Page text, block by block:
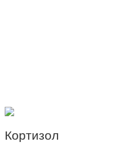
Кортизол